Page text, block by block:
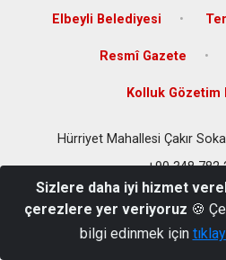
Elbeyli Belediyesi
Resmî Gazete
Kolluk Gözetim
Hürriyet Mahallesi Çakır
+90 348 782
Sizlere daha iyi hizmet
çerezlere yer veriyoruz 🍪
bilgi edinmek için